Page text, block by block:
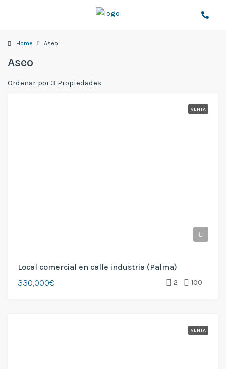
Home Aseo
Aseo
3 Propiedades
Ordenar por:
VENTA
Local comercial en calle industria (Palma)
330,000€ 2 100
VENTA